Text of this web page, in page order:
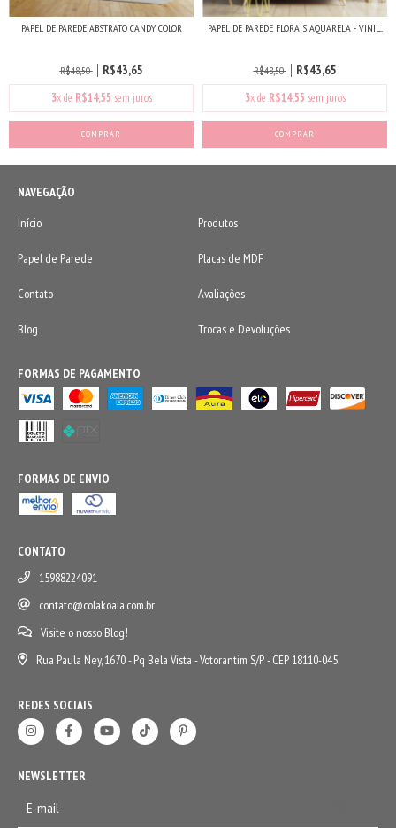
PAPEL DE PAREDE ABSTRATO CANDY COLOR
R$48,50 R$43,65
3x de R$14,55 sem juros
COMPRAR
PAPEL DE PAREDE FLORAIS AQUARELA - VINIL...
R$48,50 R$43,65
3x de R$14,55 sem juros
COMPRAR
NAVEGAÇÃO
Início
Produtos
Papel de Parede Placas de MDF
Contato Avaliações
Blog Trocas e Devoluções
FORMAS DE PAGAMENTO
FORMAS DE ENVIO
CONTATO
15988224091
contato@colakoala.com.br
Visite o nosso Blog!
Rua Paula Ney, 1670 - Pq Bela Vista - Votorantim S/P - CEP 18110-045
REDES SOCIAIS
NEWSLETTER